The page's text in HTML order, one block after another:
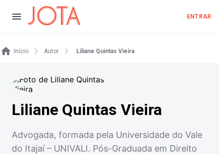
ENTRAR
Início Autor Liliane Quintas Vieira
Liliane Quintas Vieira
Advogada, formada pela Universidade do Vale
do Itajaí – UNIVALI. Pós-Graduada em Direito